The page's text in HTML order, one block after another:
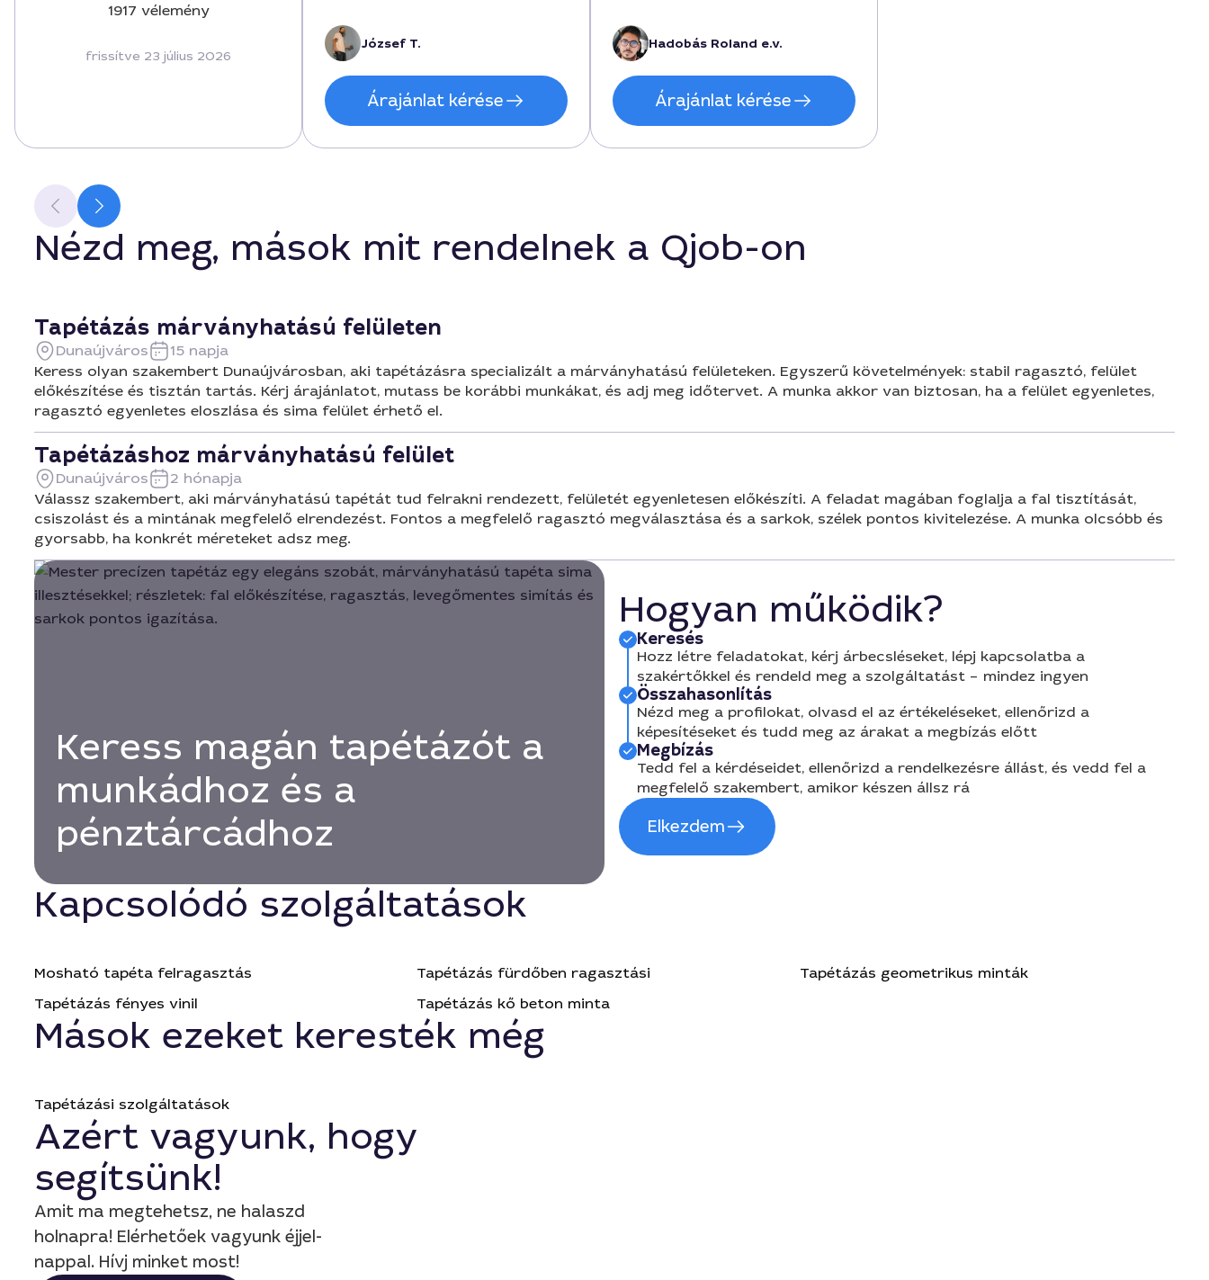
1917 vélemény
frissítve 23 július 2026
időpontban került sor, a költség
hosszú távon megfizethető volt,
összeg kb. 68000 forint. Nagyon
elégedett vagyok az oldaltársaság
hozzáállásával és a tisztasággal a
befejezés után.
József T.
Árajánlat kérése
napig tartott, és a kivitelezés során
érett megoldásokkal bírt. Roland
professzionálisan kommunikált, így az
ütemezés is pontos volt, köszönöm.
Hadobás Roland e.v.
Árajánlat kérése
Nézd meg, mások mit rendelnek a Qjob-on
Tapétázás márványhatású felületen
Dunaújváros
15 napja
Keress olyan szakembert Dunaújvárosban, aki tapétázásra specializált a márványhatású felületeken. Egyszerű követelmények: stabil ragasztó, felület
előkészítése és tisztán tartás. Kérj árajánlatot, mutass be korábbi munkákat, és adj meg időtervet. A munka akkor van biztosan, ha a felület egyenletes,
ragasztó egyenletes eloszlása és sima felület érhető el.
Tapétázáshoz márványhatású felület
Dunaújváros
2 hónapja
Válassz szakembert, aki márványhatású tapétát tud felrakni rendezett, felületét egyenletesen előkészíti. A feladat magában foglalja a fal tisztítását,
csiszolást és a mintának megfelelő elrendezést. Fontos a megfelelő ragasztó megválasztása és a sarkok, szélek pontos kivitelezése. A munka olcsóbb és
gyorsabb, ha konkrét méreteket adsz meg.
Keress magán tapétázót a
munkádhoz és a
pénztárcádhoz
Hogyan működik?
Keresés
Hozz létre feladatokat, kérj árbecsléseket, lépj kapcsolatba a
szakértőkkel és rendeld meg a szolgáltatást – mindez ingyen
Összahasonlítás
Nézd meg a profilokat, olvasd el az értékeléseket, ellenőrizd a
képesítéseket és tudd meg az árakat a megbízás előtt
Megbízás
Tedd fel a kérdéseidet, ellenőrizd a rendelkezésre állást, és vedd fel a
megfelelő szakembert, amikor készen állsz rá
Elkezdem
Kapcsolódó szolgáltatások
Mosható tapéta felragasztás Tapétázás fürdőben ragasztási
Tapétázás geometrikus minták
Tapétázás fényes vinil
Tapétázás kő beton minta
Mások ezeket keresték még
Tapétázási szolgáltatások
Azért vagyunk, hogy
segítsünk!
Amit ma megtehetsz, ne halaszd
holnapra! Elérhetőek vagyunk éjjel-
nappal. Hívj minket most!